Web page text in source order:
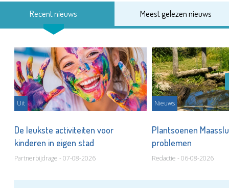
Recent nieuws Meest gelezen nieuws
Uit
De leukste activiteiten voor
kinderen in eigen stad
Partnerbijdrage - 07-08-2026
Nieuws
Plantsoenen
problemen
Redactie - 06-08-2026